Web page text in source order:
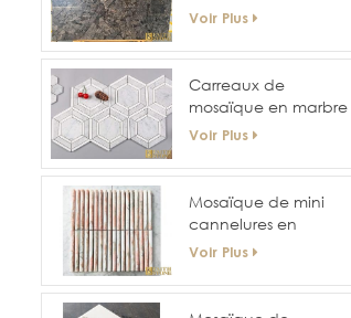
Labradorite
Voir Plus
Carreaux de
mosaïque en marbre
plats en forme de nid
hexagonale pour
mur et sol d'hôtel
Voir Plus
Mosaïque de mini
cannelures en
marbre courbe
Voir Plus